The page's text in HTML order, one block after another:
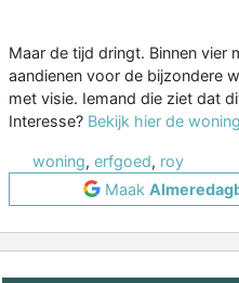
Maar de tijd dringt. Binnen vier
aandienen voor de bijzondere
met visie. Iemand die ziet dat
Interesse? Bekijk hier de
woning, erfgoed, roy
Maak